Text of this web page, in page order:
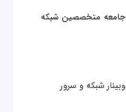
جامعه متخصصین شبکه
وبینار شبکه و سرور